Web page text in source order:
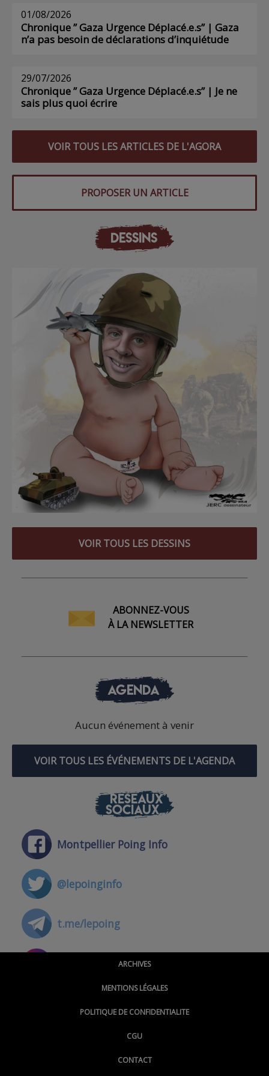
01/08/2026
Chronique ” Gaza Urgence Déplacé.e.s” | Gaza
n’a pas besoin de déclarations d’inquiétude
29/07/2026
Chronique ” Gaza Urgence Déplacé.e.s” | Je ne
sais plus quoi écrire
VOIR TOUS LES ARTICLES DE L'AGORA
PROPOSER UN ARTICLE
DESSINS
VOIR TOUS LES DESSINS
ABONNEZ-VOUS
À LA NEWSLETTER
AGENDA
Aucun événement à venir
VOIR TOUS LES ÉVÉNEMENTS DE L'AGENDA
RÉSEAUX
SOCIAUX
Montpellier Poing Info
@lepoinginfo
t.me/lepoing
@montpellierpoinginfo
@LePoingMontpellier
ARCHIVES
MENTIONS LÉGALES
POLITIQUE DE CONFIDENTIALITE
CGU
CONTACT